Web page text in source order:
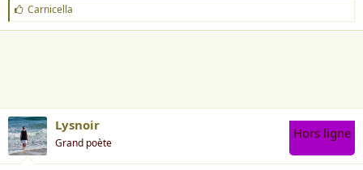
J
'
a
Carnicella
Lysnoir
Grand poète
Hors ligne